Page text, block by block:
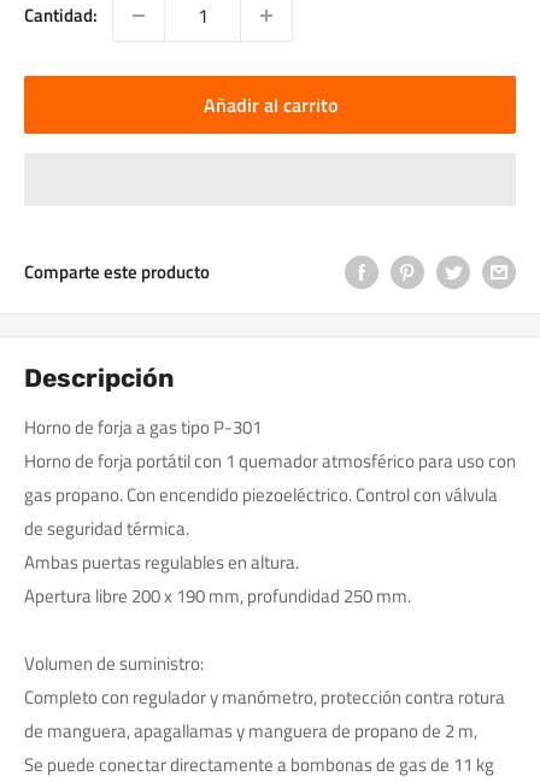
Cantidad:
Añadir al carrito
Comparte este producto
Descripción
Horno de forja a gas tipo P-301
Horno de forja portátil con 1 quemador atmosférico para uso con
gas propano. Con encendido piezoeléctrico. Control con válvula
de seguridad térmica.
Ambas puertas regulables en altura.
Apertura libre 200 x 190 mm, profundidad 250 mm.
Volumen de suministro:
Completo con regulador y manómetro, protección contra rotura
de manguera, apagallamas y manguera de propano de 2 m,
Se puede conectar directamente a bombonas de gas de 11 kg